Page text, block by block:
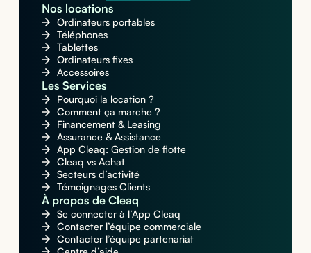
Nos locations
Ordinateurs portables
Téléphones
Tablettes
Ordinateurs fixes
Accessoires
Les Services
Pourquoi la location ?
Comment ça marche ?
Financement & Leasing
Assurance & Assistance
App Cleaq: Gestion de flotte
Cleaq vs Achat
Secteurs d’activité
Témoignages Clients
À propos de Cleaq
Se connecter à l’App Cleaq
Contacter l’équipe commerciale
Contacter l’équipe partenariat